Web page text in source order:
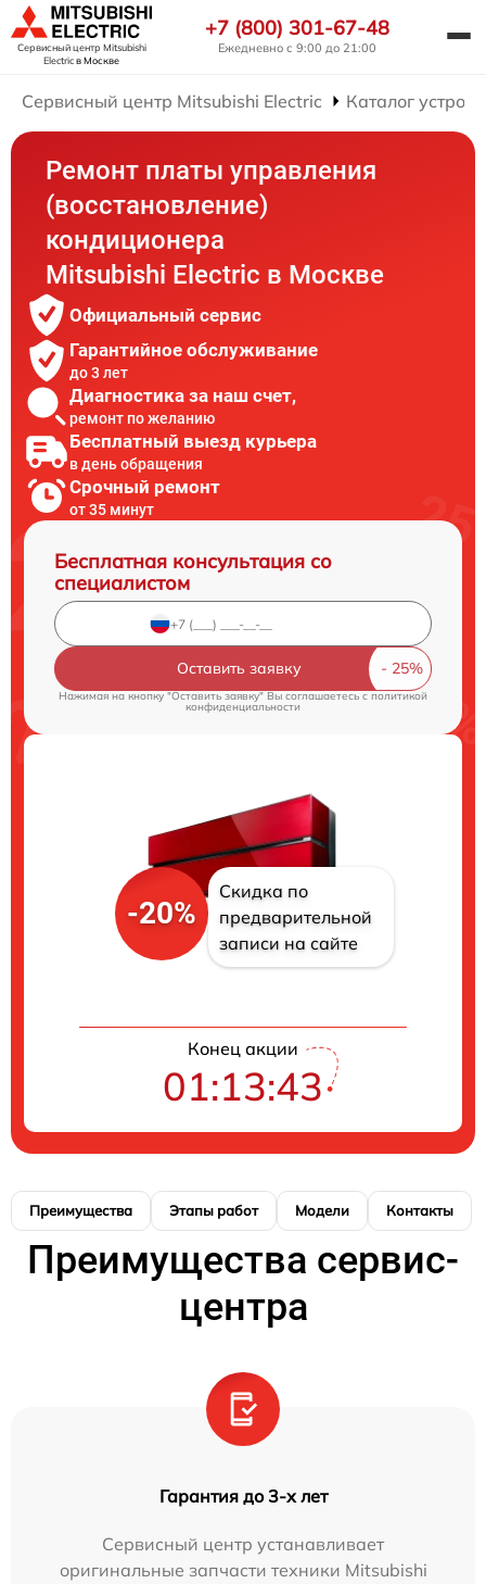
Сервисный центр Mitsubishi
Electricв Москве
+7 (800) 301-67-48
Ежедневно с 9:00 до 21:00
Сервисный центр Mitsubishi Electric Каталог
Ремонт платы управления
(восстановление)
кондиционера
Mitsubishi Electric в Москве
Официальный сервис
Гарантийное обслуживание
до 3 лет
Диагностика за наш счет,
ремонт по желанию
Бесплатный выезд курьера
в день обращения
Срочный ремонт
от 35 минут
Бесплатная консультация со
специалистом
Оставить заявку
Нажимая на кнопку "Оставить заявку" Вы соглашаетесь c политикой
конфиденциальности
-20%
Скидка по
предварительной
записи на сайте
Конец акции
01:13:42
Преимущества Этапы работ Модели Контакты
Преимущества сервис-
центра
Гарантия до 3-х лет
Сервисный центр устанавливает
оригинальные запчасти техники Mitsubishi